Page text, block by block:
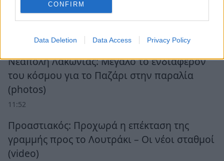
CONFIRM
Data Deletion Data Access Privacy Policy
Νεάπολη Λακωνίας: Μεγάλο το ενδιαφέρον
του κόσμου για το Παζάρι στην παραλία
(photos)
11:52
Προαστιακός: Προχωρά η επέκταση της
γραμμής προς το Λουτράκι – Οι νέοι σταθμοί
(video)